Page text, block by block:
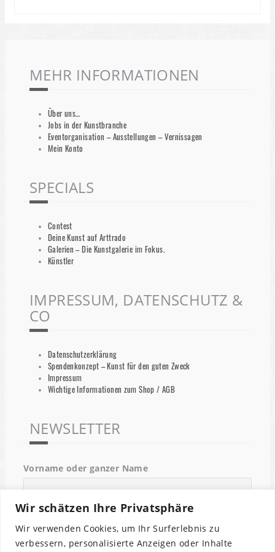
Wir schätzen Ihre Privatsphäre
Wir verwenden Cookies, um Ihr Surferlebnis zu
verbessern, personalisierte Anzeigen oder Inhalte
MEHR INFORMATIONEN
Über uns…
Jobs in der Kunstbranche
Eventorganisation – Ausstellungen – Vernissagen
Mein Konto
SPECIALS
Contest
Deine Kunst auf Arttrado
Galerien – Die Kunstgalerie im Fokus.
Künstler
IMPRESSUM, DATENSCHUTZ &
CO
Datenschutzerklärung
Spendenkonzept – Kunst für den guten Zweck
Impressum
Wichtige Informationen zum Shop / AGB
NEWSLETTER
Vorname oder ganzer Name
Email